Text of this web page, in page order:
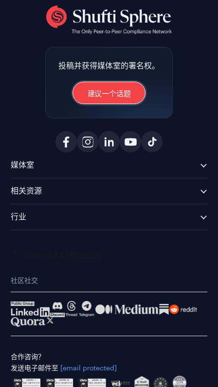
投稿并获得媒体室的署名权。
建议一个话题
媒体室
相关资源
行业
社区社交
合作咨询？
发送电子邮件至
[email protected]